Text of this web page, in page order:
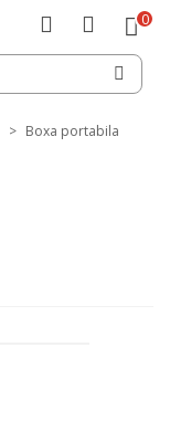
0
> Boxa portabila